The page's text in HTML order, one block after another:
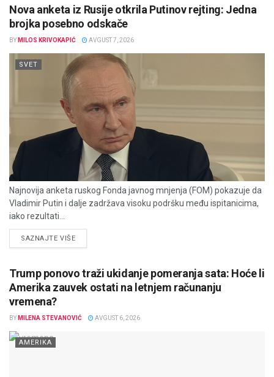
Nova anketa iz Rusije otkrila Putinov rejting: Jedna
brojka posebno odskače
BY MILOS KRIVOKAPIĆ AVGUST 7, 2026
SVET
Najnovija anketa ruskog Fonda javnog mnjenja (FOM) pokazuje da
Vladimir Putin i dalje zadržava visoku podršku među ispitanicima,
iako rezultati...
SAZNAJTE VIŠEDETAILS
Trump ponovo traži ukidanje pomeranja sata: Hoće li
Amerika zauvek ostati na letnjem računanju
vremena?
BY MILENA STEVANOVIĆ AVGUST 6, 2026
AMERIKA